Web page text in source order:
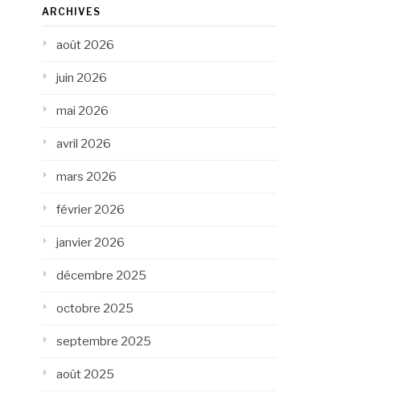
ARCHIVES
août 2026
juin 2026
mai 2026
avril 2026
mars 2026
février 2026
janvier 2026
décembre 2025
octobre 2025
septembre 2025
août 2025